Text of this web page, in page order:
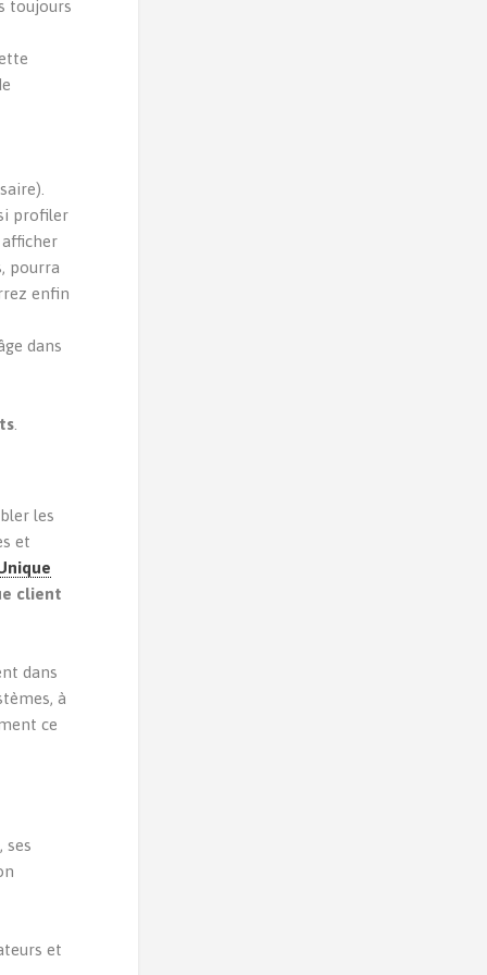
toujours
profiler
pourra
enfin
dans
les
et
client
dans
à
ce
ses
et